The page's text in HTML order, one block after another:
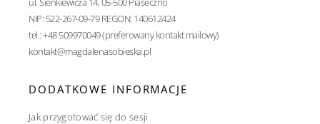
NIP: 522-267-09-79 REGON: 140612424
tel.: +48 509970049 (preferowany kontakt mailowy)
kontakt@magdalenasobieska.pl
DODATKOWE INFORMACJE
Jak przygotować się do sesji